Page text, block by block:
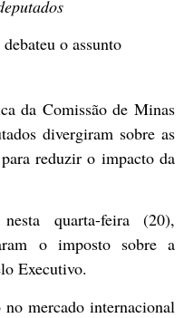
o assunto
da Comissão de Minas
divergiram sobre as
reduzir o impacto da
quarta-feira (20),
o imposto sobre a
Executivo.
mercado internacional